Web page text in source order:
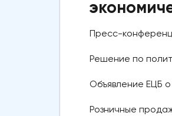
Пресс-
Решение по
Объявление ЕЦБ о
Розничные